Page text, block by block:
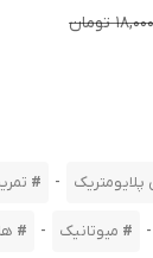
۱۸,۰۰۰ تومان
پلایومتریک -
- میوتانیک -